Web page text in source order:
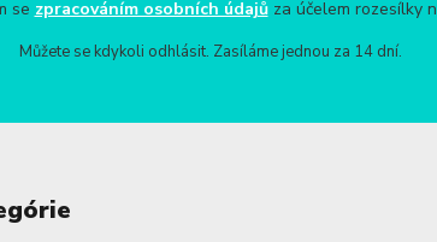
se zpracováním osobních údajůza účelem rozesílky
Můžete se kdykoli odhlásit. Zasíláme jednou za 14 dní.